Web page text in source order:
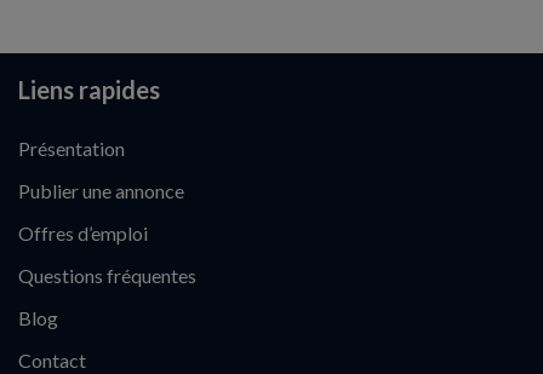
Liens rapides
Présentation
Publier une annonce
Offres d’emploi
Questions fréquentes
Blog
Contact